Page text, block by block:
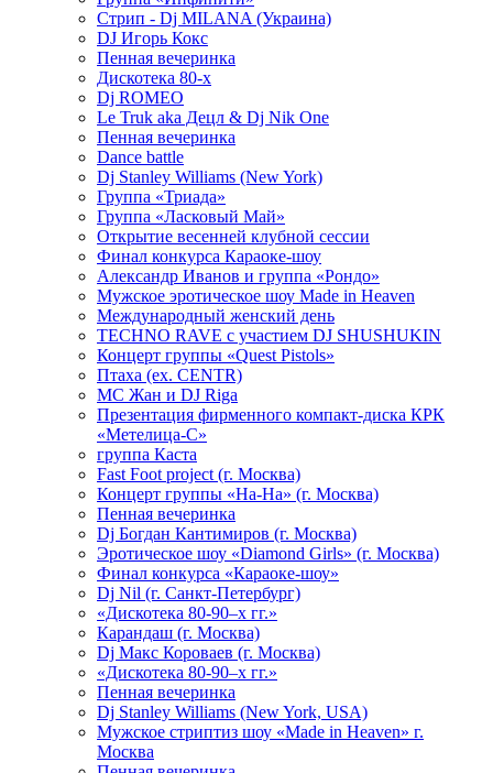
Стрип - Dj MILANA (Украина)
DJ Игорь Кокс
Пенная вечеринка
Дискотека 80-х
Dj ROMEO
Le Truk aka Децл & Dj Nik One
Пенная вечеринка
Dance battle
Dj Stanley Williams (New York)
Группа «Триада»
Группа «Ласковый Май»
Открытие весенней клубной сессии
Финал конкурса Караоке-шоу
Александр Иванов и группа «Рондо»
Мужское эротическое шоу Made in Heaven
Международный женский день
TECHNO RAVE с участием DJ SHUSHUKIN
Концерт группы «Quest Pistols»
Птаха (ex. CENTR)
МС Жан и DJ Riga
Презентация фирменного компакт-диска КРК
«Метелица-С»
группа Каста
Fast Foot project (г. Москва)
Концерт группы «На-На» (г. Москва)
Пенная вечеринка
Dj Богдан Кантимиров (г. Москва)
Эротическое шоу «Diamond Girls» (г. Москва)
Финал конкурса «Караоке-шоу»
Dj Nil (г. Санкт-Петербург)
«Дискотека 80-90–х гг.»
Карандаш (г. Москва)
Dj Макс Короваев (г. Москва)
«Дискотека 80-90–х гг.»
Пенная вечеринка
Dj Stanley Williams (New York, USA)
Мужское стриптиз шоу «Made in Heaven» г.
Москва